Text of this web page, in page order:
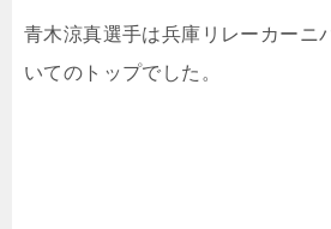
青木涼真選手は兵庫リレーカーニ
いてのトップでした。